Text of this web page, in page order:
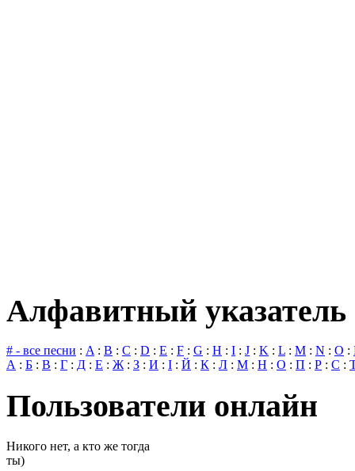
Алфавитный указатель
# - все песни : A: B : C : D : E : F : G : H : I : J : K : L : M : N : O :
А : Б : В : Г : Д : Е : Ж: З : И : І : Й : К : Л : М : Н : О : П : Р : С :
Пользователи онлайн
Никого нет, а кто же тогда
ты)